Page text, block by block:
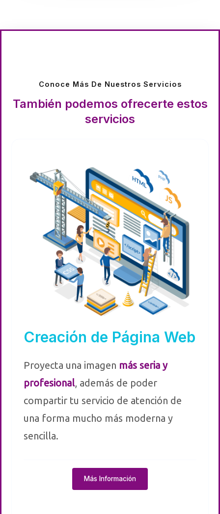
Conoce Más De Nuestros Servicios
También podemos ofrecerte estos
servicios
Creación de Página Web
Proyecta una imagen más seria y
profesional, además de poder
compartir tu servicio de atención de
una forma mucho más moderna y
sencilla.
Más Información